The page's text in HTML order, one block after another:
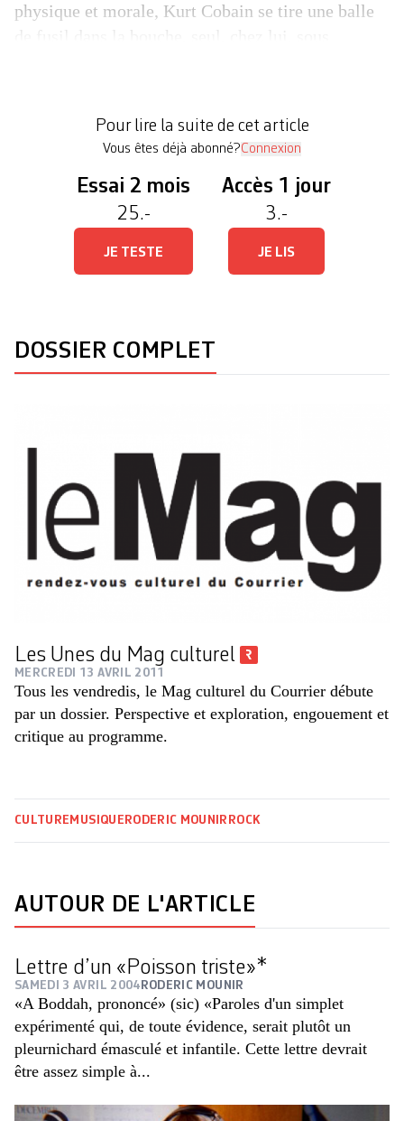
physique et morale, Kurt Cobain se tire une balle
l’assassinat: Kurt & Courtney, doc. […]
Pour lire la suite de cet article
Vous êtes déjà abonné?Connexion
Essai 2 mois
25.-
JE TESTE
Accès 1 jour
3.-
JE LIS
DOSSIER COMPLET
Les Unes du Mag culturel
MERCREDI 13 AVRIL 2011
Tous les vendredis, le Mag culturel du Courrier débute
par un dossier. Perspective et exploration, engouement et
critique au programme.
CULTURE MUSIQUE RODERIC MOUNIR ROCK
AUTOUR DE L'ARTICLE
Lettre d’un «Poisson triste»*
SAMEDI 3 AVRIL 2004 RODERIC MOUNIR
«A Boddah, prononcé» (sic) «Paroles d'un simplet
expérimenté qui, de toute évidence, serait plutôt un
pleurnichard émasculé et infantile. Cette lettre devrait
être assez simple à...